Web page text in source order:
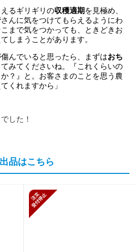
るギリギリの収穫適期 を見極め、
さんに気をつけてもらえるようにわ
まで気をつかっても、ときどきお
しまうことがあります。
んでいると思ったら、まずはおち
てみてくださいね。『これくらいの
？』と。お客さまのことを思う農
くれますから」
した！
品はこちら